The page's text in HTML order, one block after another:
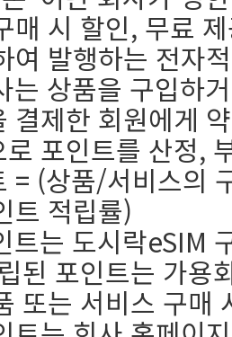
매 시 할인, 무료
여 발행하는 전자
는 상품을 구입하
결제한 회원에게
로 포인트를 산정,
= (상품/서비스의
트 적립률)
트는 도시락eSIM
된 포인트는 가용
또는 서비스 구매